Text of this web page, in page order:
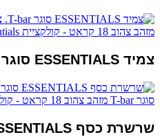
צמיד ESSENTIALS סוגר T-bar
שרשרת כסף ESSENTIALS סוגר T-bar